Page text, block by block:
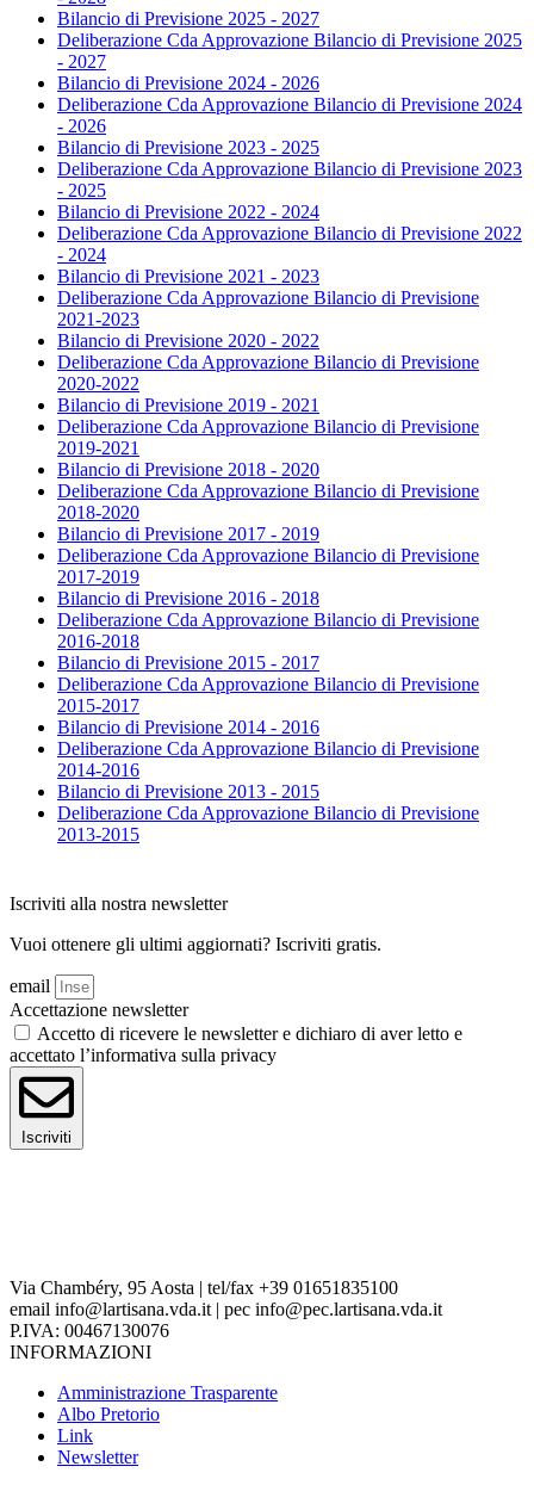
Bilancio di Previsione 2025 - 2027
Deliberazione Cda Approvazione Bilancio di Previsione 2025
- 2027
Bilancio di Previsione 2024 - 2026
Deliberazione Cda Approvazione Bilancio di Previsione 2024
- 2026
Bilancio di Previsione 2023 - 2025
Deliberazione Cda Approvazione Bilancio di Previsione 2023
- 2025
Bilancio di Previsione 2022 - 2024
Deliberazione Cda Approvazione Bilancio di Previsione 2022
- 2024
Bilancio di Previsione 2021 - 2023
Deliberazione Cda Approvazione Bilancio di Previsione
2021-2023
Bilancio di Previsione 2020 - 2022
Deliberazione Cda Approvazione Bilancio di Previsione
2020-2022
Bilancio di Previsione 2019 - 2021
Deliberazione Cda Approvazione Bilancio di Previsione
2019-2021
Bilancio di Previsione 2018 - 2020
Deliberazione Cda Approvazione Bilancio di Previsione
2018-2020
Bilancio di Previsione 2017 - 2019
Deliberazione Cda Approvazione Bilancio di Previsione
2017-2019
Bilancio di Previsione 2016 - 2018
Deliberazione Cda Approvazione Bilancio di Previsione
2016-2018
Bilancio di Previsione 2015 - 2017
Deliberazione Cda Approvazione Bilancio di Previsione
2015-2017
Bilancio di Previsione 2014 - 2016
Deliberazione Cda Approvazione Bilancio di Previsione
2014-2016
Bilancio di Previsione 2013 - 2015
Deliberazione Cda Approvazione Bilancio di Previsione
2013-2015
Iscriviti alla nostra newsletter
Vuoi ottenere gli ultimi aggiornati? Iscriviti gratis.
email
Accettazione newsletter
Accetto di ricevere le newsletter e dichiaro di aver letto e
accettato l’informativa sulla privacy
Iscriviti
Via Chambéry, 95 Aosta | tel/fax +39 01651835100
email info@lartisana.vda.it | pec info@pec.lartisana.vda.it
P.IVA: 00467130076
INFORMAZIONI
Amministrazione Trasparente
Albo Pretorio
Link
Newsletter